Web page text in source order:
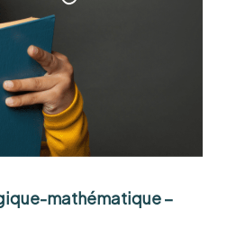
mathématique –